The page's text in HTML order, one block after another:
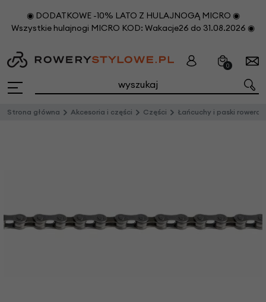
◉ DODATKOWE -10% LATO Z HULAJNOGĄ MICRO ◉
Wszystkie hulajnogi MICRO KOD: Wakacje26 do 31.08.2026 ◉
0
Strona główna Akcesoria i części Części Łańcuchy i paski rowerowe